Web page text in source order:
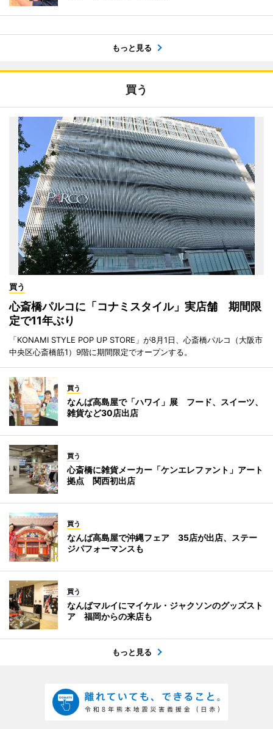
もっと見る
買う
買う
心斎橋パルコに「コナミスタイル」実店舗 期間限
定で11年ぶり
「KONAMI STYLE POP UP STORE」が8月1日、心斎橋パルコ（大阪市
中央区心斎橋筋1）9階に期間限定でオープンする。
買う
なんば高島屋で「ハワイ」展 フード、スイーツ、
雑貨など30店出店
買う
心斎橋に雑貨メーカー「ケンエレファント」アート
拠点 関西初出店
買う
なんば高島屋で沖縄フェア 35店が出店、ステー
ジパフォーマンスも
買う
なんばマルイにマイケル・ジャクソンのグッズスト
ア 福岡からの来店も
もっと見る